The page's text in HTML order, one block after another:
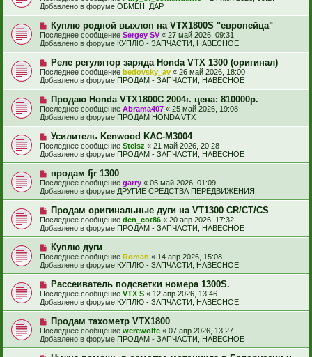
н
и
е
о
б
щ
е
н
и
е
в
е
с
о
о
б
щ
е
н
и
е
Добавлено в форуме ОБМЕН, ДАР
Н
о
в
е
с
о
о
б
щ
е
н
и
е
Куплю родной выхлоп на VTX1800S "европейца"
Последнее сообщение Sergey SV « 27 май 2026, 09:31
Добавлено в форуме КУПЛЮ - ЗАПЧАСТИ, НАВЕСНОЕ
Н
о
в
е
с
о
о
б
щ
е
н
и
Реле регулятор заряда Honda VTX 1300 (оригинал)
Последнее сообщение bedovsky_av « 26 май 2026, 18:00
Добавлено в форуме ПРОДАМ - ЗАПЧАСТИ, НАВЕСНОЕ
Н
о
в
е
с
о
о
б
щ
е
н
и
е
Продаю Honda VTX1800С 2004г. цена: 810000р.
Последнее сообщение Abrama407 « 25 май 2026, 19:08
Добавлено в форуме ПРОДАМ HONDA VTX
Н
о
в
с
о
о
б
щ
е
н
и
е
Усилитель Kenwood KAC-M3004
Последнее сообщение Stelsz « 21 май 2026, 20:28
Добавлено в форуме ПРОДАМ - ЗАПЧАСТИ, НАВЕСНОЕ
Н
о
в
е
с
о
о
б
щ
е
н
и
е
продам fjr 1300
Последнее сообщение garry « 05 май 2026, 01:09
Добавлено в форуме ДРУГИЕ СРЕДСТВА ПЕРЕДВИЖЕНИЯ
Н
о
в
е
с
о
о
б
щ
е
н
и
е
Продам оригинальные дуги на VT1300 CR/CT/CS
Последнее сообщение den_cot86 « 20 апр 2026, 17:32
Добавлено в форуме ПРОДАМ - ЗАПЧАСТИ, НАВЕСНОЕ
Н
о
в
е
с
о
о
б
щ
е
н
и
е
Куплю дуги
Последнее сообщение Roman « 14 апр 2026, 15:08
Добавлено в форуме КУПЛЮ - ЗАПЧАСТИ, НАВЕСНОЕ
Н
о
в
е
с
о
о
б
Рассеиватель подсветки номера 1300S.
Последнее сообщение VTX S « 12 апр 2026, 13:46
Добавлено в форуме КУПЛЮ - ЗАПЧАСТИ, НАВЕСНОЕ
Н
о
в
е
Продам тахометр VTX1800
Последнее сообщение werewolfe « 07 апр 2026, 13:27
Добавлено в форуме ПРОДАМ - ЗАПЧАСТИ, НАВЕСНОЕ